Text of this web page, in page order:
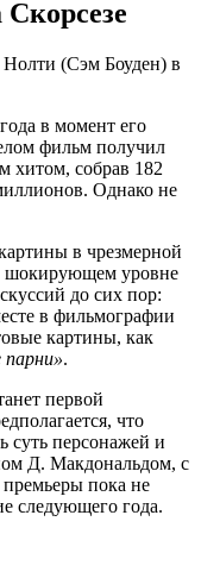
в момент его
фильм получил
хитом, собрав 182
Однако не
в чрезмерной
шокирующем уровне
до сих пор:
в фильмографии
картины, как
.
первой
что
суть персонажей и
Д. Макдональдом, с
пока не
следующего года.